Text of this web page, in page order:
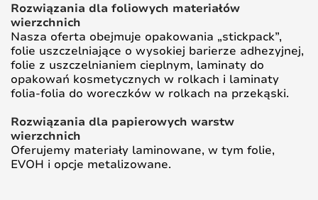
Rozwiązania dla foliowych materiałów
wierzchnich
Nasza oferta obejmuje opakowania „stickpack”,
folie uszczelniające o wysokiej barierze adhezyjnej,
folie z uszczelnianiem cieplnym, laminaty do
opakowań kosmetycznych w rolkach i laminaty
folia-folia do woreczków w rolkach na przekąski.
Rozwiązania dla papierowych warstw
wierzchnich
Oferujemy materiały laminowane, w tym folie,
EVOH i opcje metalizowane.